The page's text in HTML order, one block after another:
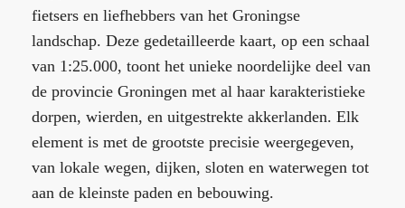
fietsers en liefhebbers van het Groningse
landschap. Deze gedetailleerde kaart, op een schaal
van 1:25.000, toont het unieke noordelijke deel van
de provincie Groningen met al haar karakteristieke
dorpen, wierden, en uitgestrekte akkerlanden. Elk
element is met de grootste precisie weergegeven,
van lokale wegen, dijken, sloten en waterwegen tot
aan de kleinste paden en bebouwing.